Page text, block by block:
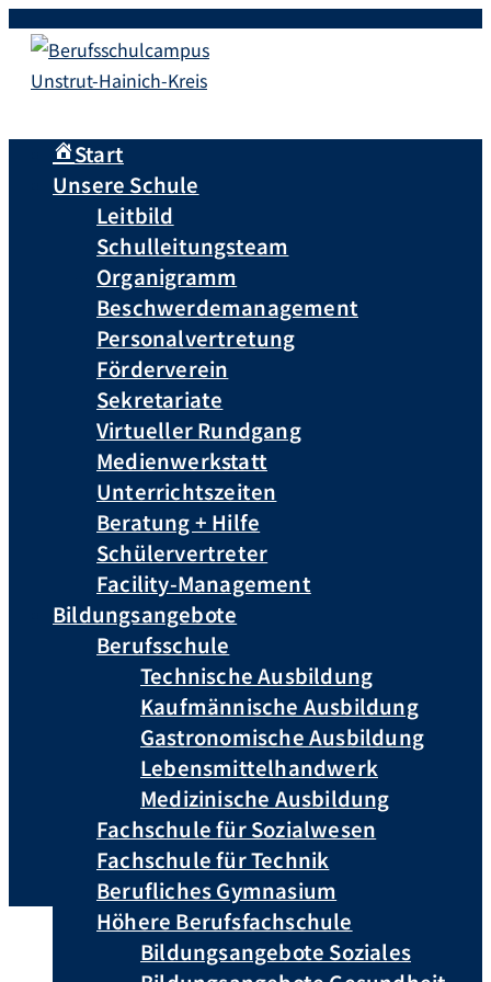
Start
Unsere Schule
Leitbild
Schulleitungsteam
Organigramm
Beschwerdemanagement
Personalvertretung
Förderverein
Sekretariate
Virtueller Rundgang
Medienwerkstatt
Unterrichtszeiten
Beratung + Hilfe
Schülervertreter
Facility-Management
Bildungsangebote
Berufsschule
Technische Ausbildung
Kaufmännische Ausbildung
Gastronomische Ausbildung
Lebensmittelhandwerk
Medizinische Ausbildung
Fachschule für Sozialwesen
Fachschule für Technik
Berufliches Gymnasium
Höhere Berufsfachschule
Bildungsangebote Soziales